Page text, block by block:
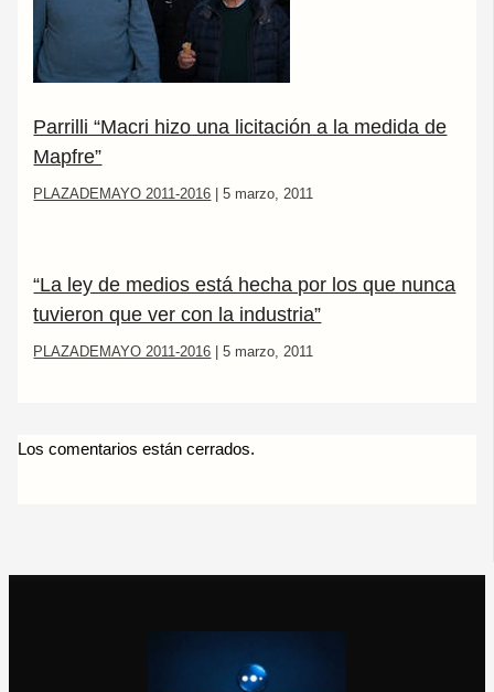
Parrilli “Macri hizo una licitación a la medida de
Mapfre”
PLAZADEMAYO 2011-2016 |5 marzo, 2011
“La ley de medios está hecha por los que nunca
tuvieron que ver con la industria”
PLAZADEMAYO 2011-2016 |5 marzo, 2011
Los comentarios están cerrados.